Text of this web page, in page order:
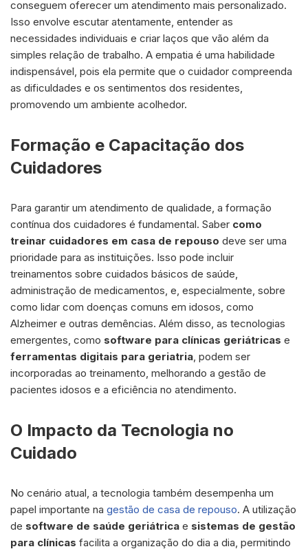
conseguem oferecer um atendimento mais personalizado.
Isso envolve escutar atentamente, entender as
necessidades individuais e criar laços que vão além da
simples relação de trabalho. A empatia é uma habilidade
indispensável, pois ela permite que o cuidador compreenda
as dificuldades e os sentimentos dos residentes,
promovendo um ambiente acolhedor.
Formação e Capacitação dos
Cuidadores
Para garantir um atendimento de qualidade, a formação
contínua dos cuidadores é fundamental. Saber como
treinar cuidadores em casa de repouso deve ser uma
prioridade para as instituições. Isso pode incluir
treinamentos sobre cuidados básicos de saúde,
administração de medicamentos, e, especialmente, sobre
como lidar com doenças comuns em idosos, como
Alzheimer e outras demências. Além disso, as tecnologias
emergentes, como software para clínicas geriátricas e
ferramentas digitais para geriatria, podem ser
incorporadas ao treinamento, melhorando a gestão de
pacientes idosos e a eficiência no atendimento.
O Impacto da Tecnologia no
Cuidado
No cenário atual, a tecnologia também desempenha um
papel importante na gestão de casa de repouso. A utilização
de software de saúde geriátrica e sistemas de gestão
para clínicas facilita a organização do dia a dia, permitindo